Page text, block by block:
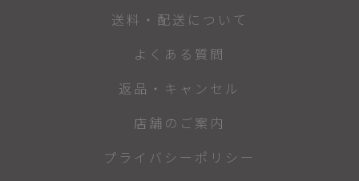
送料・配送について
よくある質問
返品・キャンセル
店舗のご案内
プライバシーポリシー